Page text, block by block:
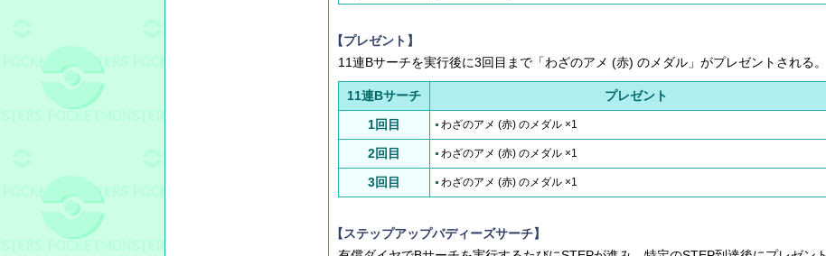
【プレゼント】
11連Bサーチを実行後に3回目まで「わざのアメ (赤) のメダル」がプレゼントされる。
11連Bサーチ
プレゼント
1回目
わざのアメ (赤) のメダル ×1
2回目 わざのアメ (赤) のメダル ×1
3回目 わざのアメ (赤) のメダル ×1
【ステップアップバディーズサーチ】